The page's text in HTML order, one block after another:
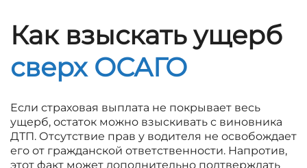
Как взыскать ущерб
сверх ОСАГО
Если страховая выплата не покрывает весь
ущерб, остаток можно взыскивать с виновника
ДТП. Отсутствие прав у водителя не освобождает
его от гражданской ответственности. Напротив,
этот факт может дополнительно подтверждать